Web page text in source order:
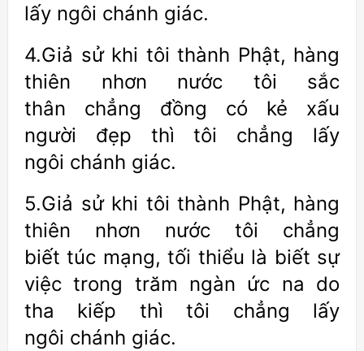
lấy ngôi chánh giác.
4.Giả sử khi tôi thành Phật, hàng
thiên nhơn nước tôi sắc
thân chẳng đồng có kẻ xấu
người đẹp thì tôi chẳng lấy
ngôi chánh giác.
5.Giả sử khi tôi thành Phật, hàng
thiên nhơn nước tôi chẳng
biết túc mạng, tối thiểu là biết sự
việc trong trăm ngàn ức na do
tha kiếp thì tôi chẳng lấy
ngôi chánh giác.